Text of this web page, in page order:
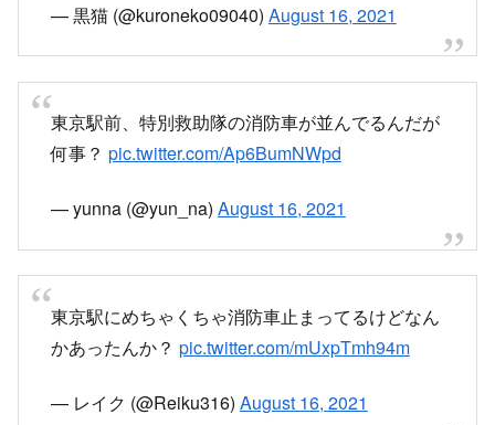
— 黒猫 (@kuroneko09040) August 16, 2021
東京駅前、特別救助隊の消防車が並んでるんだが
何事？ pic.twitter.com/Ap6BumNWpd
— yunna (@yun_na) August 16, 2021
東京駅にめちゃくちゃ消防車止まってるけどなん
かあったんか？ pic.twitter.com/mUxpTmh94m
— レイク (@Reiku316) August 16, 2021